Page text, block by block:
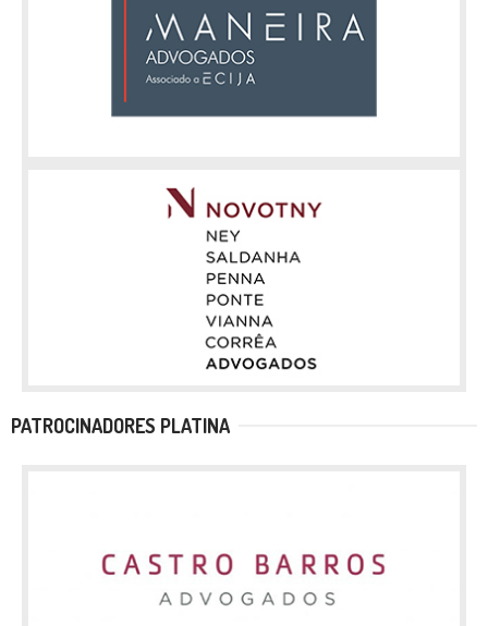
PATROCINADORES PLATINA